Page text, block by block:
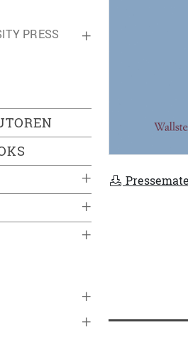
+
PRESS
+
+
+
+
+